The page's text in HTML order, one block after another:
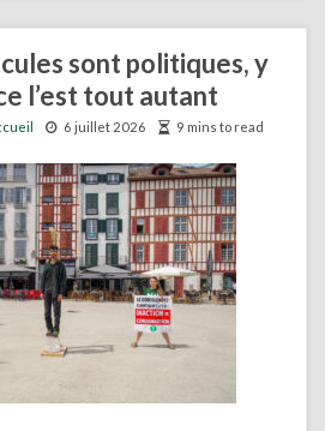
sont politiques, y
l’est tout autant
6 juillet 2026 9 mins to read